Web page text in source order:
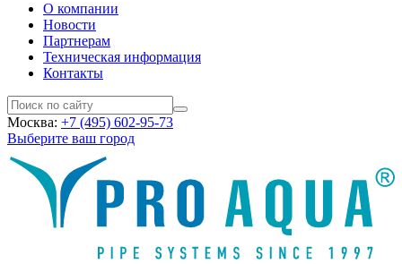
О компании
Новости
Партнерам
Техническая информация
Контакты
Москва: +7 (495) 602-95-73
Выберите ваш город